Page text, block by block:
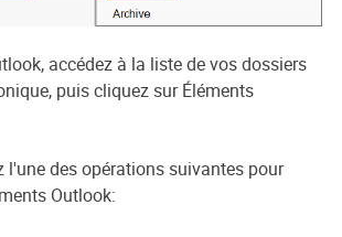
accédez à la liste de vos dossiers
puis cliquez sur Éléments
l'une des opérations suivantes pour
Outlook: